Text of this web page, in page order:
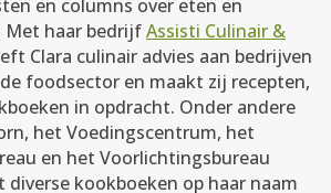
en columns over eten en
Met haar bedrijfAssisti Culinair &
Clara culinair advies aan bedrijven
foodsector en maakt zij recepten,
in opdracht. Onder andere
het Voedingscentrum, het
en het Voorlichtingsbureau
diverse kookboeken op haar naam